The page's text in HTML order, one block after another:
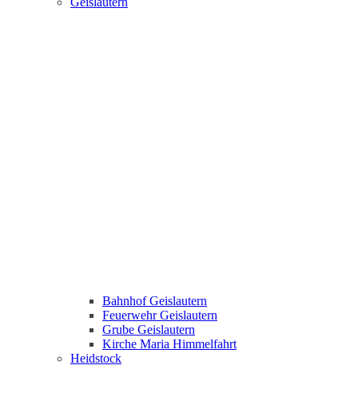
Bahnhof Geislautern
Feuerwehr Geislautern
Grube Geislautern
Kirche Maria Himmelfahrt
Heidstock